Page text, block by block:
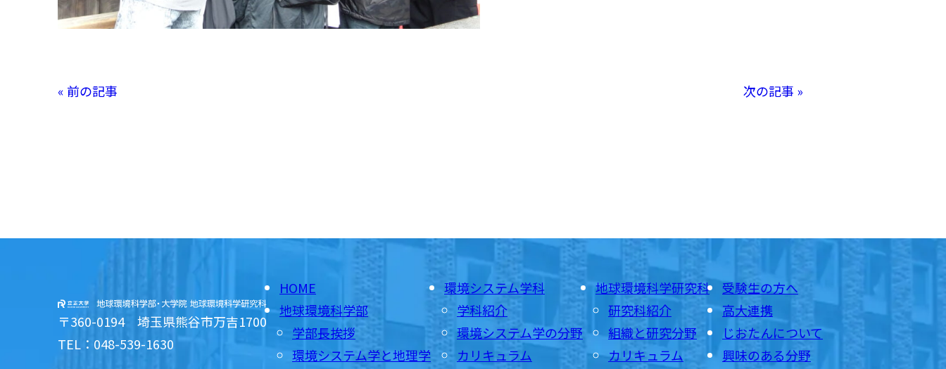
« 前の記事 次の記事 »
〒360-0194 埼玉県熊谷市万吉1700
TEL：048-539-1630
HOME
地球環境科学部
学部長挨拶
環境システム学と地理学
環境システム学科
学科紹介
環境システム学の分野
カリキュラム
地球環境科学研究科
研究科紹介
組織と研究分野
カリキュラム
受験生の方へ
高大連携
じおたんについて
興味のある分野